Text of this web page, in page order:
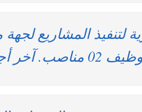
لتنفيذ المشاريع
آخر أجل 1 يونيو 2026